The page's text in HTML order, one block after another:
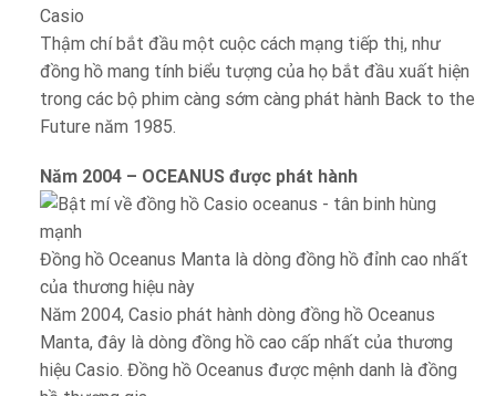
Casio
Thậm chí bắt đầu một cuộc cách mạng tiếp thị, như
đồng hồ mang tính biểu tượng của họ bắt đầu xuất hiện
trong các bộ phim càng sớm càng phát hành Back to the
Future năm 1985.
Năm 2004 – OCEANUS được phát hành
Đồng hồ Oceanus Manta là dòng đồng hồ đỉnh cao nhất
của thương hiệu này
Năm 2004, Casio phát hành dòng đồng hồ Oceanus
Manta, đây là dòng đồng hồ cao cấp nhất của thương
hiệu Casio. Đồng hồ Oceanus được mệnh danh là đồng